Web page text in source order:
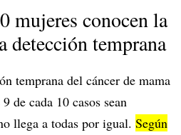
mujeres conocen la
detección temprana
temprana del cáncer de mama
de cada 10 casos sean
llega a todas por igual. Según